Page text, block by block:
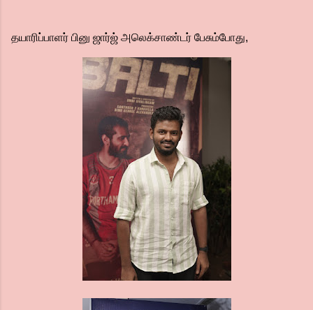
தயாரிப்பாளர் பினு ஜார்ஜ் அலெக்சாண்டர் பேசும்போது,